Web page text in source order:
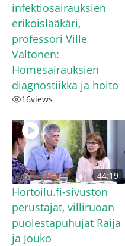
infektiosairauksien
erikoislääkäri,
professori Ville
Valtonen:
Homesairauksien
diagnostiikka ja hoito
16views
44:19
Hortoilu.fi-sivuston
perustajat, villiruoan
puolestapuhujat Raija
ja Jouko